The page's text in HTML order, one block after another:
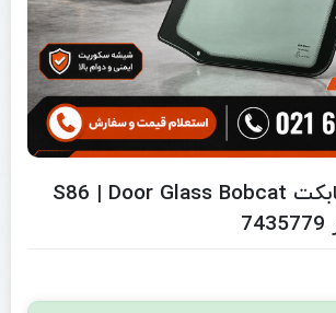
شیشه جلو بابکت S86 | Door Glass Bobcat